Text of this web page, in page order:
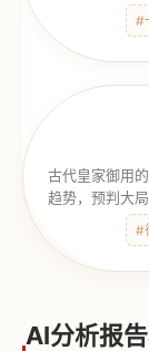
#
古代皇家御用
趋势，预判大
#
AI分析报